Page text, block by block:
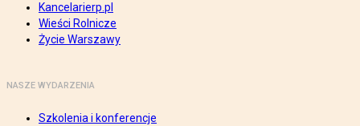
Kancelarierp.pl
Wieści Rolnicze
Życie Warszawy
NASZE WYDARZENIA
Szkolenia i konferencje